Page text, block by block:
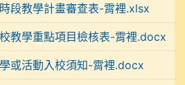
段教學計畫審查表-霄裡.xlsx
教學重點項目檢核表-霄裡.docx
或活動入校須知-霄裡.docx